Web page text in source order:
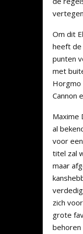
Om dit
heeft de
punten
met
Horgmo
Cannon
Maxime
al
voor
titel zal
maar
zich
grote
behoren